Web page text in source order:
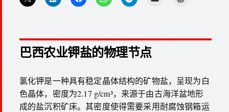
巴西农业钾盐的物理节点
氯化钾是一种具有稳定晶体结构的矿物盐，呈现为白
色晶体，密度为2.17 g/cm³，来源于由古海洋盆地形
成的盐沉积矿床。其密度使得需要采用耐腐蚀钢箱运